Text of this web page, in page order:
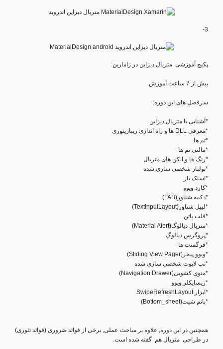
3-
پکیج آموزشی متریال دیزاین در زامارین:
بیش از 7 ساعت آموزش
سرفصل های این دوره:
*آشنایی با متریال دیزاین
*معرفی DLL ها و راه اندازی ریپازیتوری
*تم ها
*مالتی تم ها
*رنگ ها و ایکن های متریال
*تولبار شخصی سازی شده
*اسنک بار
*کارد ویوو
*دکمه شناور(FAB)
*لیبل شناور(TextInputLayout)
*فلت باتن
*متریال دیالوگ(Material Alert)
*پروگرس دیالوگ
*فرگمنت ها
*ویوو پیجر(Sliding View Pager)
*تب لایوت شخصی سازی شده
*منوی کشویی(Navigation Drawer)
*ریسایکلر ویوو
*ابزار SwipeRefreshLayout
*باتم شیت(Bottom_sheet)
همچنین در این دوره, علاوه بر مباحث عملی, برخی از قوائد ضروری (قوائد تئوری)
در طراحی متریال هم گفته شده است.